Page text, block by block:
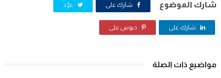
شارك الموضوع شارك على غرّد
شارك على دبوس على
مواضيع ذات الصلة